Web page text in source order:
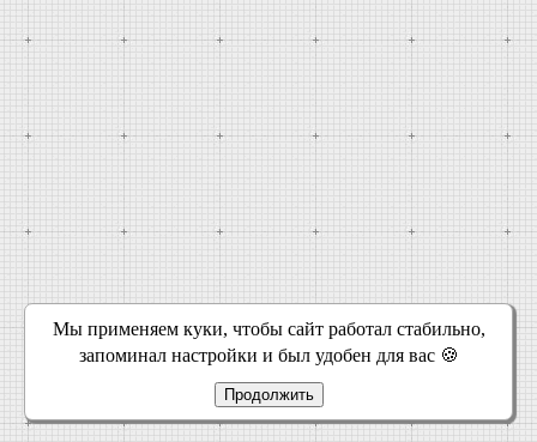
Мы применяем куки, чтобы сайт работал стабильно,
запоминал настройки и был удобен для вас 🍪
Продолжить